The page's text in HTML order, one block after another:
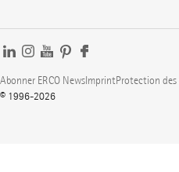
Abonner ERCO NewsImprintProtection des
© 1996-2026